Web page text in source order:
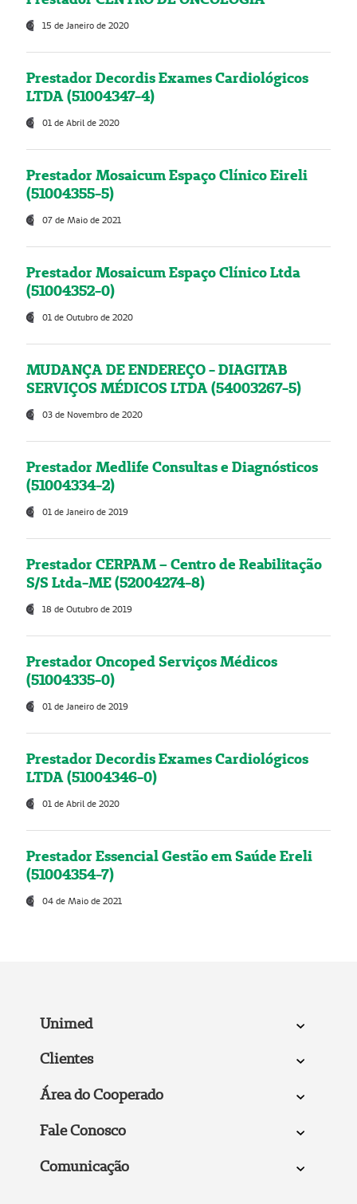
15 de Janeiro de 2020
Prestador Decordis Exames Cardiológicos
LTDA (51004347-4)
01 de Abril de 2020
Prestador Mosaicum Espaço Clínico Eireli
(51004355-5)
07 de Maio de 2021
Prestador Mosaicum Espaço Clínico Ltda
(51004352-0)
01 de Outubro de 2020
MUDANÇA DE ENDEREÇO - DIAGITAB
SERVIÇOS MÉDICOS LTDA (54003267-5)
03 de Novembro de 2020
Prestador Medlife Consultas e Diagnósticos
(51004334-2)
01 de Janeiro de 2019
Prestador CERPAM – Centro de Reabilitação
S/S Ltda-ME (52004274-8)
18 de Outubro de 2019
Prestador Oncoped Serviços Médicos
(51004335-0)
01 de Janeiro de 2019
Prestador Decordis Exames Cardiológicos
LTDA (51004346-0)
01 de Abril de 2020
Prestador Essencial Gestão em Saúde Ereli
(51004354-7)
04 de Maio de 2021
Unimed
Clientes
Área do Cooperado
Fale Conosco
Comunicação